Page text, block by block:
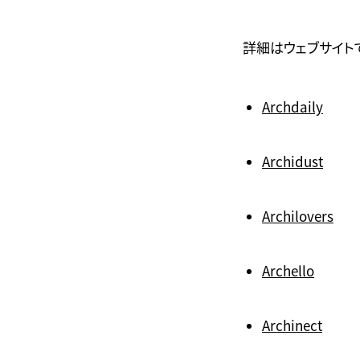
詳細はウェブサイト
Archdaily
Archidust
Archilovers
Archello
Archinect